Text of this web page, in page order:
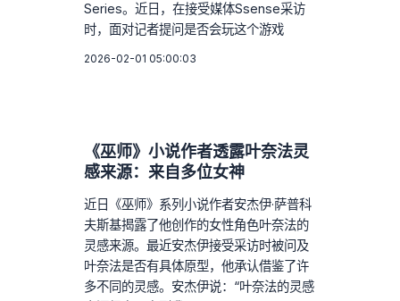
Series。近日，在接受媒体Ssense采访
时，面对记者提问是否会玩这个游戏
2026-02-01 05:00:03
《巫师》小说作者透露叶奈法灵
感来源：来自多位女神
近日《巫师》系列小说作者安杰伊·萨普科
夫斯基揭露了他创作的女性角色叶奈法的
灵感来源。最近安杰伊接受采访时被问及
叶奈法是否有具体原型，他承认借鉴了许
多不同的灵感。安杰伊说：“叶奈法的灵感